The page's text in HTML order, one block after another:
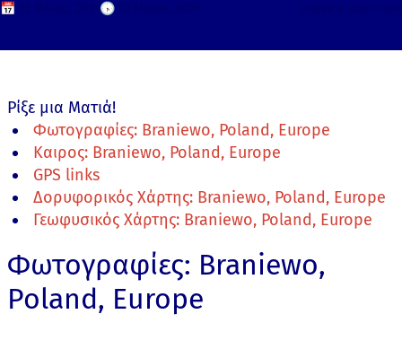
📅 🕟
Ρίξε μια Ματιά!
Φωτογραφίες: Braniewo, Poland, Europe
Καιρος: Braniewo, Poland, Europe
GPS links
Δορυφορικός Χάρτης: Braniewo, Poland, Europe
Γεωφυσικός Χάρτης: Braniewo, Poland, Europe
Φωτογραφίες: Braniewo,
Poland, Europe